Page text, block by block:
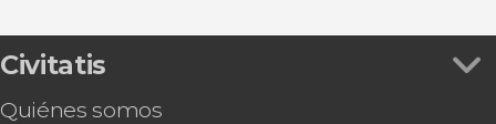
Civitatis
Quiénes somos